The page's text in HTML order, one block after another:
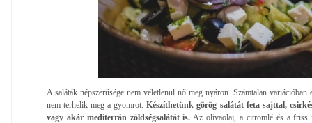
A saláták népszerűsége nem véletlenül nő meg nyáron. Számtalan
nem terhelik meg a gyomrot. Készíthetünk görög salátát feta sajttal,
vagy akár mediterrán zöldségsalátát is. Az olívaolaj, a citromlé és a friss